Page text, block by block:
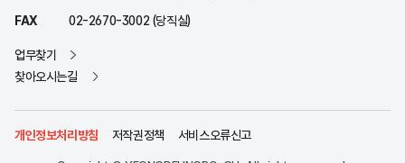
FAX
02-2670-3002 (당직실)
업무찾기
찾아오시는길
개인정보처리방침 저작권정책 서비스오류신고